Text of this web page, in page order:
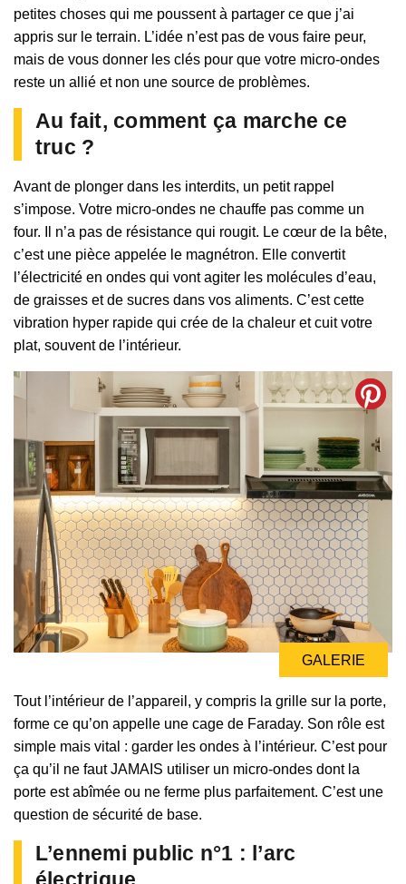
petites choses qui me poussent à partager ce que j’ai
appris sur le terrain. L’idée n’est pas de vous faire peur,
mais de vous donner les clés pour que votre micro-ondes
reste un allié et non une source de problèmes.
Au fait, comment ça marche ce
truc ?
Avant de plonger dans les interdits, un petit rappel
s’impose. Votre micro-ondes ne chauffe pas comme un
four. Il n’a pas de résistance qui rougit. Le cœur de la bête,
c’est une pièce appelée le magnétron. Elle convertit
l’électricité en ondes qui vont agiter les molécules d’eau,
de graisses et de sucres dans vos aliments. C’est cette
vibration hyper rapide qui crée de la chaleur et cuit votre
plat, souvent de l’intérieur.
GALERIE
Tout l’intérieur de l’appareil, y compris la grille sur la porte,
forme ce qu’on appelle une cage de Faraday. Son rôle est
simple mais vital : garder les ondes à l’intérieur. C’est pour
ça qu’il ne faut JAMAIS utiliser un micro-ondes dont la
porte est abîmée ou ne ferme plus parfaitement. C’est une
question de sécurité de base.
L’ennemi public n°1 : l’arc